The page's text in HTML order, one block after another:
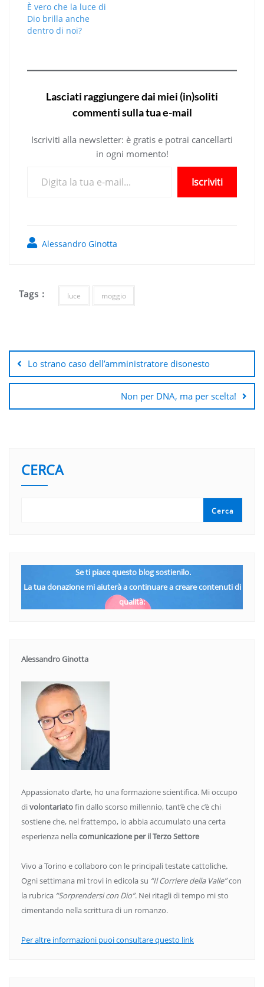
È vero che la luce di
Dio brilla anche
dentro di noi?
Lasciati raggiungere dai miei (in)soliti
commenti sulla tua e-mail
Iscriviti alla newsletter: è gratis e potrai cancellarti
in ogni momento!
Iscriviti
Alessandro Ginotta
Tags : luce moggio
articoli
Lo strano caso dell’amministratore disonesto
Non per DNA, ma per scelta!
CERCA
Cerca
Se ti piace questo blog sostienilo.
La tua donazione mi aiuterà a continuare a creare contenuti di
qualità:
Alessandro Ginotta
Appassionato d’arte, ho una formazione scientifica. Mi occupo
divolontariatofin dallo scorso millennio, tant’è che c’è chi
sostiene che, nel frattempo, io abbia accumulato una certa
esperienza nellacomunicazione per il Terzo Settore
Vivo a Torino e collaboro con le principali testate cattoliche.
Ogni settimana mi trovi in edicola su “Il Corriere della Valle”con
la rubrica “Sorprendersi con Dio”. Nei ritagli di tempo mi sto
cimentando nella scrittura di un romanzo.
Per altre informazioni puoi consultare questo link